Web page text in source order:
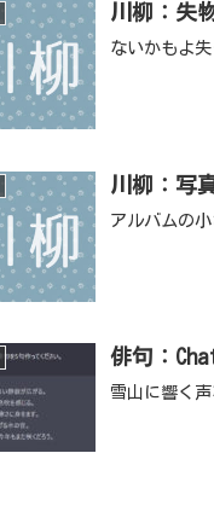
川柳：失
ないかもよ
川柳：写
アルバムの
俳句：
雪山に響く